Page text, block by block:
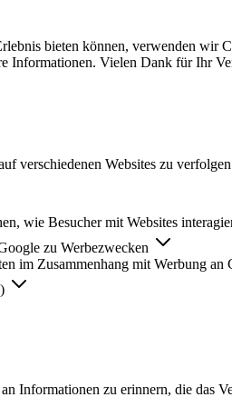
bieten können, verwenden
Informationen. Vielen Dank für Ihr
verschiedenen Websites zu
wie Besucher mit Websites
zu Werbezwecken
im Zusammenhang mit Werbung an
Informationen zu erinnern, die das